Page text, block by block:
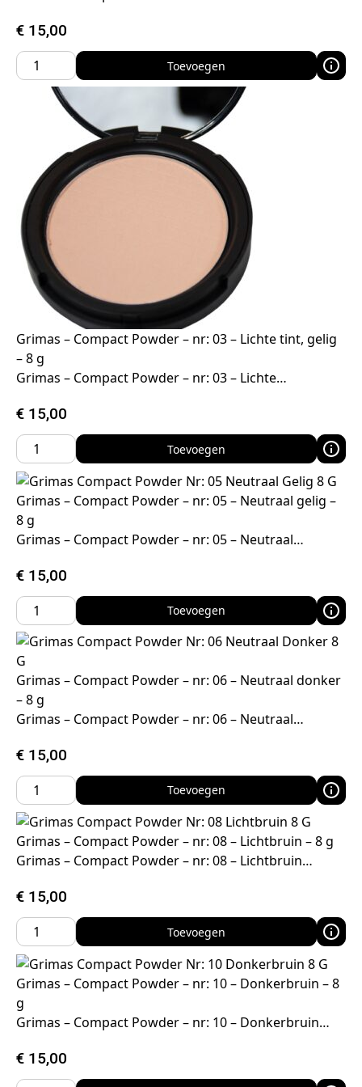
€ 15,00
Toevoegen
Grimas – Compact Powder – nr: 03 – Lichte tint, gelig
– 8 g
Grimas – Compact Powder – nr: 03 – Lichte…
€ 15,00
Toevoegen
Grimas – Compact Powder – nr: 05 – Neutraal gelig –
8 g
Grimas – Compact Powder – nr: 05 – Neutraal…
€ 15,00
Toevoegen
Grimas – Compact Powder – nr: 06 – Neutraal donker
– 8 g
Grimas – Compact Powder – nr: 06 – Neutraal…
€ 15,00
Toevoegen
Grimas – Compact Powder – nr: 08 – Lichtbruin – 8 g
Grimas – Compact Powder – nr: 08 – Lichtbruin…
€ 15,00
Toevoegen
Grimas – Compact Powder – nr: 10 – Donkerbruin – 8
g
Grimas – Compact Powder – nr: 10 – Donkerbruin…
€ 15,00